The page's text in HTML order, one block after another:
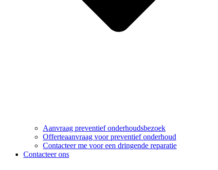
Aanvraag preventief onderhoudsbezoek
Offerteaanvraag voor preventief onderhoud
Contacteer me voor een dringende reparatie
Contacteer ons